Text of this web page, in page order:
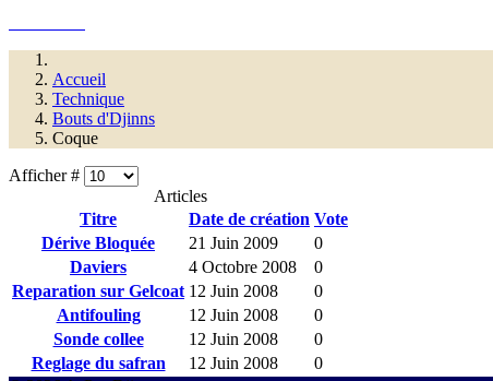
Accueil
Technique
Bouts d'Djinns
Coque
Afficher #
Articles
Titre
Date de création Vote
Dérive Bloquée
21 Juin 2009
0
Daviers
4 Octobre 2008
0
Reparation sur Gelcoat 12 Juin 2008
0
Antifouling
12 Juin 2008
0
Sonde collee
12 Juin 2008
0
Reglage du safran
12 Juin 2008
0